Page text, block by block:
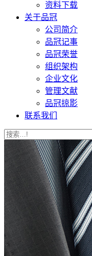
资料下载
关于品冠
公司简介
品冠记事
品冠荣誉
组织架构
企业文化
管理文献
品冠掠影
联系我们